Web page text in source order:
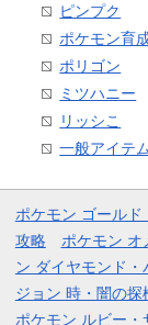
ピンプク
ポケモン育
ポリゴン
ミツハニー
リッシこ
一般アイテム
ポケモン ゴールド
攻略
ポケモン オ
ン ダイヤモンド
ジョン 時・闇の探
ポケモン ルビー・